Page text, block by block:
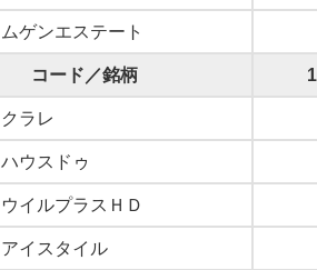
ムゲンエステート
コード／銘柄
クラレ
ハウスドゥ
ウイルプラスＨＤ
アイスタイル